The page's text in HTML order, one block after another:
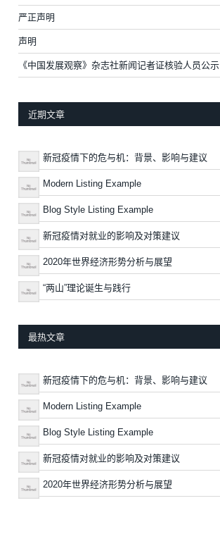
严正声明
声明
《中国发展观察》杂志社新闻记者证核验人员公示
近期文章
新冠疫情下的危与机：背景、影响与建议
Modern Listing Example
Blog Style Listing Example
新冠疫情对就业的影响及对策建议
2020年世界经济形势分析与展望
“两山”理论诞生与践行
最热文章
新冠疫情下的危与机：背景、影响与建议
Modern Listing Example
Blog Style Listing Example
新冠疫情对就业的影响及对策建议
2020年世界经济形势分析与展望